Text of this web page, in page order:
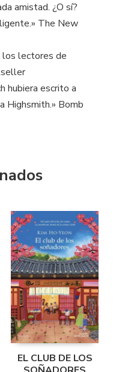
amistad. ¿O sí?
The New
los lectores de
hubiera escrito a
Highsmith.» Bomb
EL CLUB DE LOS